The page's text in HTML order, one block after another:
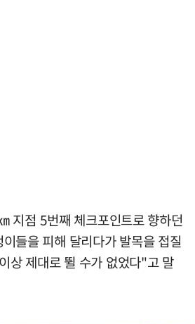
지점 5번째 체크포인트로 향하던
들을 피해 달리다가 발목을 접질
상 제대로 뛸 수가 없었다"고 말